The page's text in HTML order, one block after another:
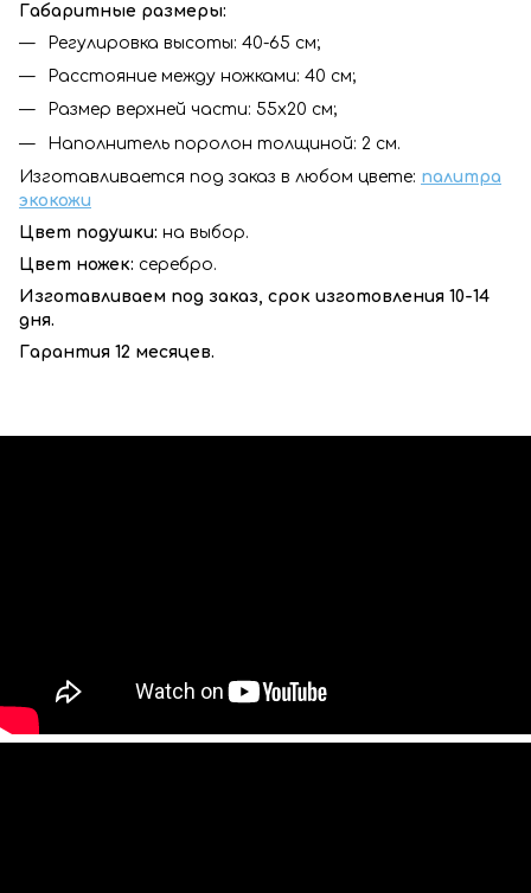
Габаритные размеры:
Регулировка высоты: 40-65 см;
Расстояние между ножками: 40 см;
Размер верхней части: 55x20 см;
Наполнитель поролон толщиной: 2 см.
Изготавливается под заказ в любом цвете: палитра
экокожи
Цвет подушки: на выбор.
Цвет ножек: серебро.
Изготавливаем под заказ, срок изготовления 10-14
дня.
Гарантия 12 месяцев.